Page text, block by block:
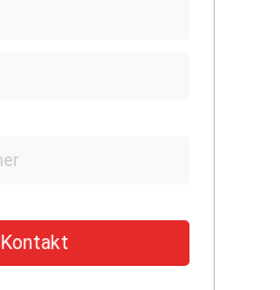
Kontakt